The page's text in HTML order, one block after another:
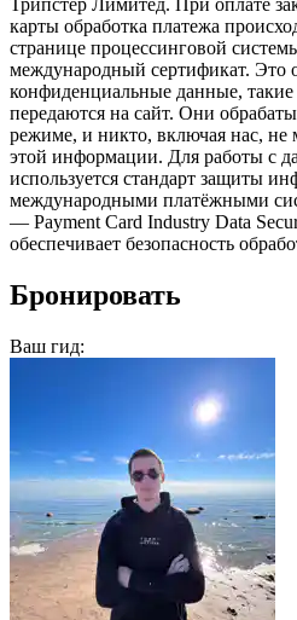
Трипстер Лимитед. При оплате
карты обработка платежа
странице процессинговой
международный сертификат. Это
конфиденциальные данные,
передаются на сайт. Они
режиме, и никто, включая нас, не
этой информации. Для работы с
используется стандарт защиты
международными платёжными
— Payment Card Industry Data
обеспечивает безопасность
Бронировать
Ваш гид: